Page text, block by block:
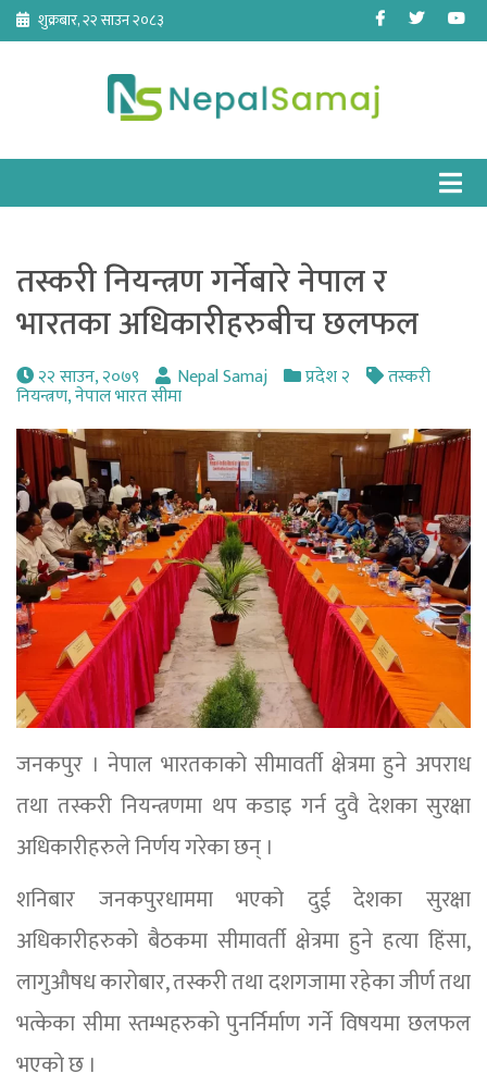
Skip
content
शुक्रबार, २२ साउन २०८३ Facebook
Twitter
तस्करी नियन्त्रण गर्नेबारे नेपाल र
भारतका अधिकारीहरुबीच छलफल
२२ साउन, २०७९ Nepal Samaj प्रदेश २ तस्करी
नियन्त्रण,नेपाल भारत सीमा
जनकपुर । नेपाल भारतकाको सीमावर्ती क्षेत्रमा हुने अपराध
तथा तस्करी नियन्त्रणमा थप कडाइ गर्न दुवै देशका सुरक्षा
अधिकारीहरुले निर्णय गरेका छन् ।
शनिबार जनकपुरधाममा भएको दुई देशका सुरक्षा
अधिकारीहरुको बैठकमा सीमावर्ती क्षेत्रमा हुने हत्या हिंसा,
लागुऔषध कारोबार, तस्करी तथा दशगजामा रहेका जीर्ण तथा
भत्केका सीमा स्तम्भहरुको पुनर्निर्माण गर्ने विषयमा छलफल
भएको छ ।